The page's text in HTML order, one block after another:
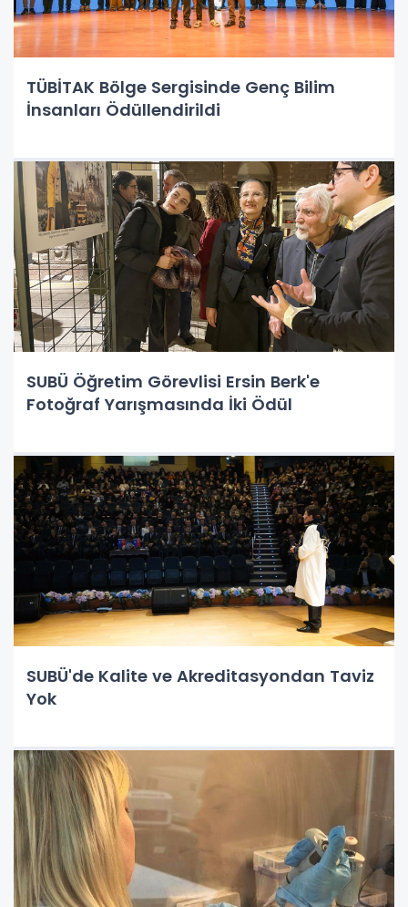
TÜBİTAK Bölge Sergisinde Genç Bilim
İnsanları Ödüllendirildi
SUBÜ Öğretim Görevlisi Ersin Berk'e
Fotoğraf Yarışmasında İki Ödül
SUBÜ'de Kalite ve Akreditasyondan Taviz
Yok